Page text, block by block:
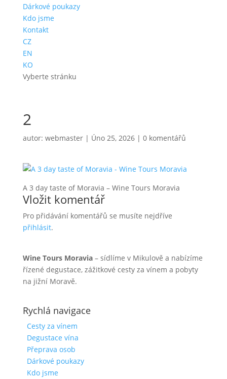
Dárkové poukazy
Kdo jsme
Kontakt
CZ
EN
KO
Vyberte stránku
2
autor: webmaster| Úno 25, 2026| 0 komentářů
A 3 day taste of Moravia – Wine Tours Moravia
Vložit komentář
Pro přidávání komentářů se musíte nejdříve
přihlásit.
Wine Tours Moravia– sídlíme v Mikulově a nabízíme
řízené degustace, zážitkové cesty za vínem a pobyty
na jižní Moravě.
Rychlá navigace
Cesty za vínem
Degustace vína
Přeprava osob
Dárkové poukazy
Kdo jsme